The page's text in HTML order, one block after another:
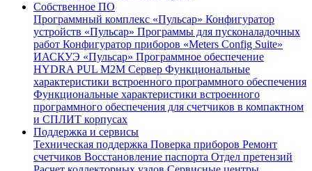
Собственное ПО
Программный комплекс «Пульсар» Конфигуратор
устройств «Пульсар» Программы для пусконаладочных
работ Конфигуратор приборов «Meters Config Suite»
ИАСКУЭ «Пульсар» Программное обеспечение
HYDRA PUL M2M Сервер Функциональные
характеристики встроенного программного обеспечения
Функциональные характеристики встроенного
программного обеспечения для счетчиков в компактном
и СПЛИТ корпусах
Поддержка и сервисы
Техническая поддержка Поверка приборов Ремонт
счетчиков Восстановление паспорта Отдел претензий